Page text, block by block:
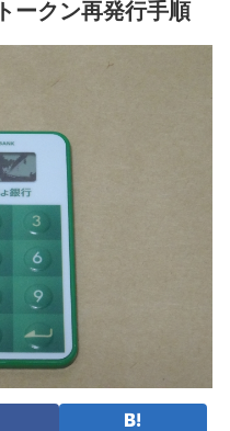
ークン再発行手順